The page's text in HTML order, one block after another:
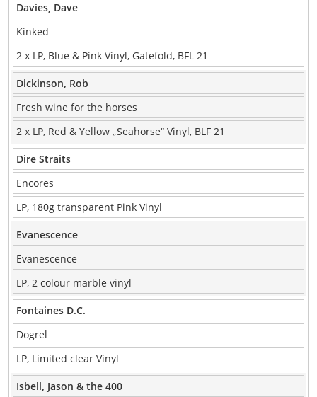
Davies, Dave
Kinked
2 x LP, Blue & Pink Vinyl, Gatefold, BFL 21
Dickinson, Rob
Fresh wine for the horses
2 x LP, Red & Yellow „Seahorse“ Vinyl, BLF 21
Dire Straits
Encores
LP, 180g transparent Pink Vinyl
Evanescence
Evanescence
LP, 2 colour marble vinyl
Fontaines D.C.
Dogrel
LP, Limited clear Vinyl
Isbell, Jason & the 400